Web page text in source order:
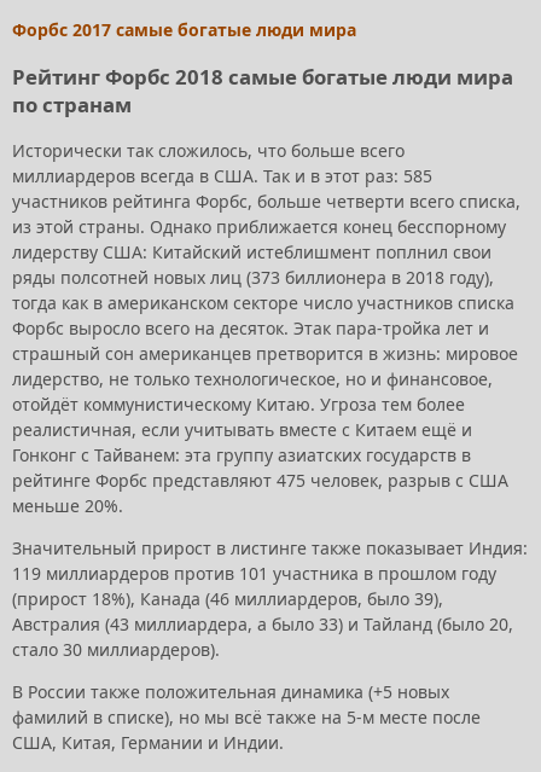
Форбс 2017 самые богатые люди мира
Рейтинг Форбс 2018 самые богатые люди мира
по странам
Исторически так сложилось, что больше всего
миллиардеров всегда в США. Так и в этот раз: 585
участников рейтинга Форбс, больше четверти всего списка,
из этой страны. Однако приближается конец бесспорному
лидерству США: Китайский истеблишмент поплнил свои
ряды полсотней новых лиц (373 биллионера в 2018 году),
тогда как в американском секторе число участников списка
Форбс выросло всего на десяток. Этак пара-тройка лет и
страшный сон американцев претворится в жизнь: мировое
лидерство, не только технологическое, но и финансовое,
отойдёт коммунистическому Китаю. Угроза тем более
реалистичная, если учитывать вместе с Китаем ещё и
Гонконг с Тайванем: эта группу азиатских государств в
рейтинге Форбс представляют 475 человек, разрыв с США
меньше 20%.
Значительный прирост в листинге также показывает Индия:
119 миллиардеров против 101 участника в прошлом году
(прирост 18%), Канада (46 миллиардеров, было 39),
Австралия (43 миллиардера, а было 33) и Тайланд (было 20,
стало 30 миллиардеров).
В России также положительная динамика (+5 новых
фамилий в списке), но мы всё также на 5-м месте после
США, Китая, Германии и Индии.